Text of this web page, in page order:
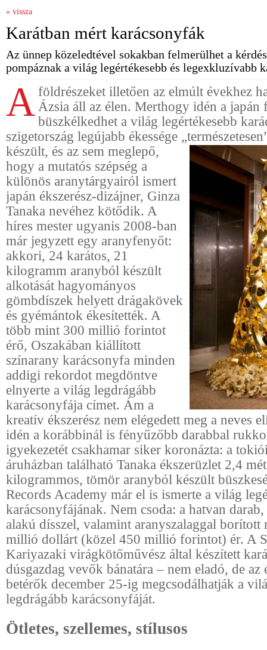
« vissza
Karátban mért karácsonyfák
Az ünnep közeledtével sokakban felmerülhet a
pompáznak a világ legértékesebb és legexkluzívabb
Aföldrészeket illetően az elmúlt évekhez
Ázsia áll az élen. Merthogy idén a japán
büszkélkedhet a világ legértékesebb
szigetország legújabb ékessége
készült, és az sem meglepő,
hogy a mutatós szépség a
különös aranytárgyairól ismert
japán ékszerész-dizájner, Ginza
Tanaka nevéhez kötődik. A
híres mester ugyanis 2008-ban
már jegyzett egy aranyfenyőt:
akkori, 24 karátos, 21
kilogramm aranyból készült
alkotását hagyományos
gömbdíszek helyett drágakövek
és gyémántok ékesítették. A
több mint 300 millió forintot
érő, Oszakában kiállított
színarany karácsonyfa minden
addigi rekordot megdöntve
elnyerte a világ legdrágább
karácsonyfája címet. Ám a
kreatív ékszerész nem elégedett meg a neves
idén a korábbinál is fényűzőbb darabbal
igyekezetét csakhamar siker koronázta: a
áruházban található Tanaka ékszerüzlet 2,4
kilogrammos, tömör aranyból készült
Records Academy már el is ismerte a világ
karácsonyfájának. Nem csoda: a hatvan
alakú dísszel, valamint aranyszalaggal borított
millió dollárt (közel 450 millió forintot) ér. A
Kariyazaki virágkötőművész által készített
dúsgazdag vevők bánatára – nem eladó, de az
betérők december 25-ig megcsodálhatják a
legdrágább karácsonyfáját.
Ötletes, szellemes, stílusos